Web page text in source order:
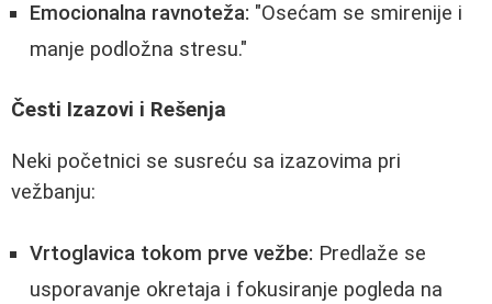
Emocionalna ravnoteža: "Osećam se smirenije i
manje podložna stresu."
Česti Izazovi i Rešenja
Neki početnici se susreću sa izazovima pri
vežbanju:
Vrtoglavica tokom prve vežbe: Predlaže se
usporavanje okretaja i fokusiranje pogleda na